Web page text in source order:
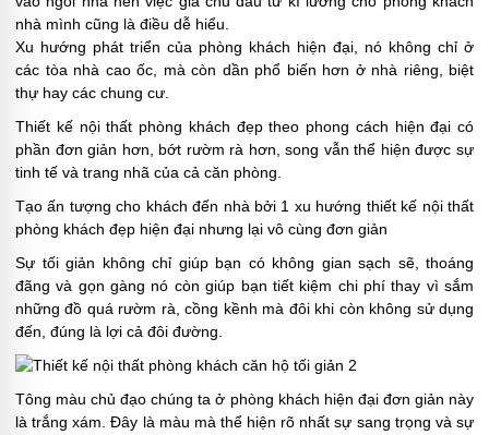
nhà mình cũng là điều dễ hiểu.
Xu hướng phát triển của phòng khách hiện đại, nó không chỉ ở
các tòa nhà cao ốc, mà còn dần phổ biến hơn ở nhà riêng, biệt
thự hay các chung cư.
Thiết kế nội thất phòng khách đẹp theo phong cách hiện đại có
phần đơn giản hơn, bớt rườm rà hơn, song vẫn thể hiện được sự
tinh tế và trang nhã của cả căn phòng.
Tạo ấn tượng cho khách đến nhà bởi 1 xu hướng thiết kế nội thất
phòng khách đẹp hiện đại nhưng lại vô cùng đơn giản
Sự tối giản không chỉ giúp bạn có không gian sạch sẽ, thoáng
đãng và gọn gàng nó còn giúp bạn tiết kiệm chi phí thay vì sắm
những đồ quá rườm rà, cồng kềnh mà đôi khi còn không sử dụng
đến, đúng là lợi cả đôi đường.
Tông màu chủ đạo chúng ta ở phòng khách hiện đại đơn giản này
là trắng xám. Đây là màu mà thể hiện rõ nhất sự sang trọng và sự